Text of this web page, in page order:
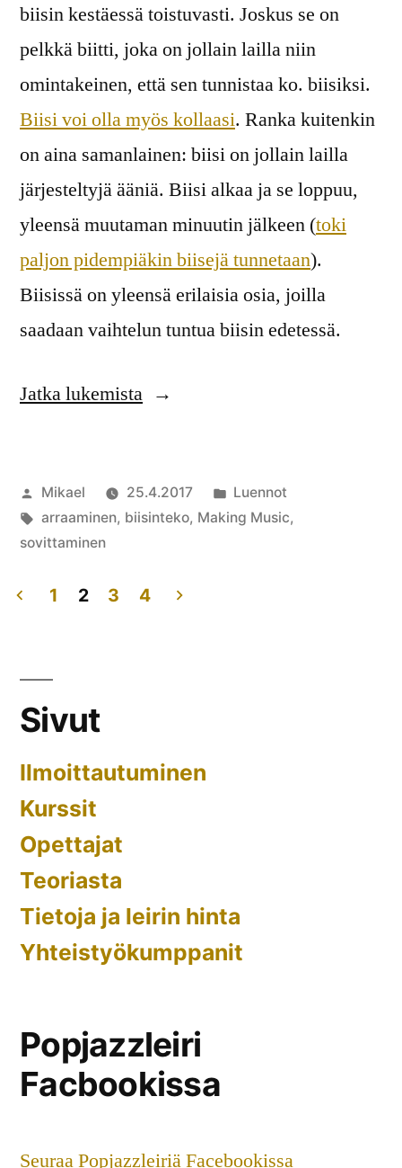
biisin kestäessä toistuvasti. Joskus se on
pelkkä biitti, joka on jollain lailla niin
omintakeinen, että sen tunnistaa ko. biisiksi.
Biisi voi olla myös kollaasi. Ranka kuitenkin
on aina samanlainen: biisi on jollain lailla
järjesteltyjä ääniä. Biisi alkaa ja se loppuu,
yleensä muutaman minuutin jälkeen (toki
paljon pidempiäkin biisejä tunnetaan).
Biisissä on yleensä erilaisia osia, joilla
saadaan vaihtelun tuntua biisin edetessä.
Jatka lukemista”Making
biisinteon
riemua!”
Artikkelin
julkaisija
on
Mikael 25.4.2017
Julkaistu
kategoriassa
Luennot
Avainsanat:
arraaminen, biisinteko, Making Music,
sovittaminen
sivutus
1 2 3 4
Sivut
Ilmoittautuminen
Kurssit
Opettajat
Teoriasta
Tietoja ja leirin hinta
Yhteistyökumppanit
Popjazzleiri
Facbookissa
Seuraa Popjazzleiriä Facebookissa